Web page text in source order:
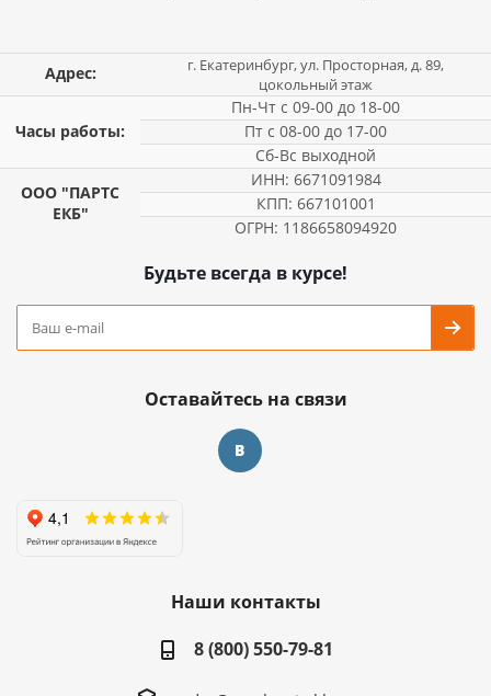
Адрес:
г. Екатеринбург, ул. Просторная, д. 89,
цокольный этаж
Часы работы:
Пн-Чт с 09-00 до 18-00
Пт с 08-00 до 17-00
Сб-Вс выходной
ООО "ПАРТС
ЕКБ"
ИНН: 6671091984
КПП: 667101001
ОГРН: 1186658094920
Будьте всегда в курсе!
Оставайтесь на связи
Наши контакты
8 (800) 550-79-81